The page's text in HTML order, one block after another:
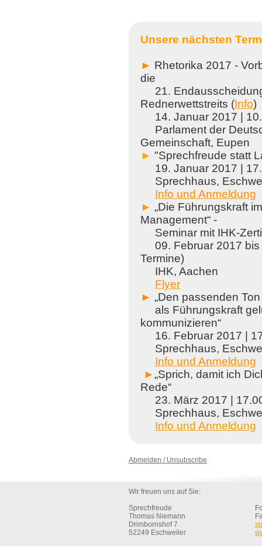
Unsere nächsten
► Rhetorika 2017 -
die
21.
Rednerwettstreits (Info)
14. Januar 2017 |
Parlament der
Gemeinschaft,
► "Sprechfreude statt
19. Januar 2017 |
Sprechhaus,
Info und Anmeldung
► „Die Führungskraft
Management“ -
Seminar mit IHK-
09. Februar 2017
Termine)
IHK, Aachen
Flyer
► „Den passenden
als Führungskraft
kommunizieren“
16. Februar 2017 |
Sprechhaus,
Info und Anmeldung
►„Sprich, damit ich
Rede“
23. März 2017 |
Sprechhaus,
Info und Anmeldung
Abmelden / Unsubscribe
Wir freuen uns auf Sie:
Sprechfreude
Thomas Niemann
Drimbornshof 7
52249 Eschweiler